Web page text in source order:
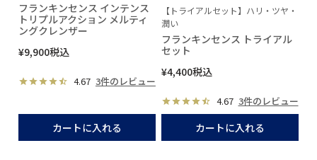
フランキンセンス インテンス
トリプルアクション メルティ
ングクレンザー
¥9,900税込
4.67 3件のレビュー
カートに入れる
【トライアルセット】ハリ・ツヤ・
潤い
フランキンセンス トライアル
セット
¥4,400税込
4.67 3件のレビュー
カートに入れる